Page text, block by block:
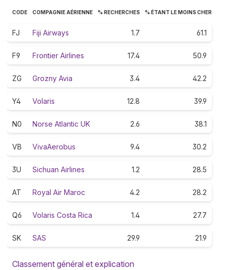
CODE COMPAGNIE AÉRIENNE % RECHERCHES % ÉTANT LE MOINS CHER
FJ Fiji Airways 1.7 61.1
F9 Frontier Airlines 17.4 50.9
ZG Grozny Avia 3.4 42.2
Y4 Volaris 12.8 39.9
N0 Norse Atlantic UK 2.6 38.1
VB VivaAerobus 9.4 30.2
3U Sichuan Airlines 1.2 28.5
AT Royal Air Maroc 4.2 28.2
Q6 Volaris Costa Rica 1.4 27.7
SK SAS 29.9 21.9
Classement général et explication